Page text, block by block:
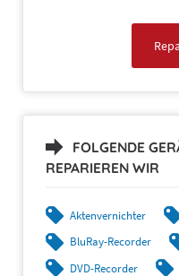
FOLGENDE
REPARIEREN WIR
Aktenvernichter
BluRay-Recorder
DVD-Recorder